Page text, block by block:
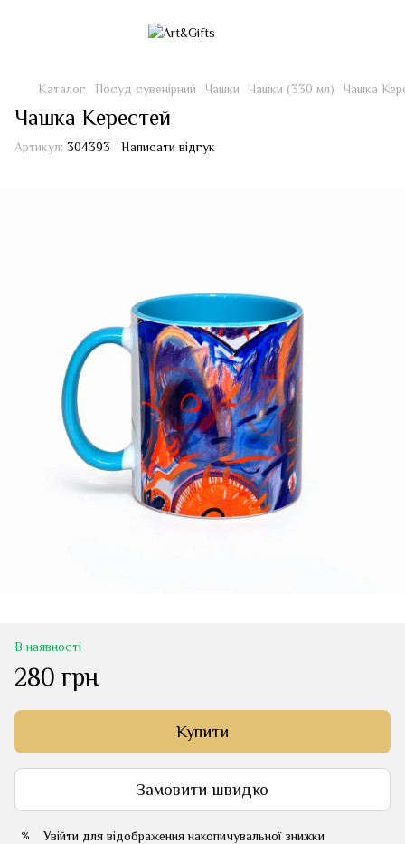
Каталог Посуд сувенірний Чашки Чашки (330 мл) Чашка
Чашка Керестей
Артикул: 304393 Написати відгук
В наявності
280 грн
Купити
Замовити швидко
% Увійти для відображення накопичувальної знижки